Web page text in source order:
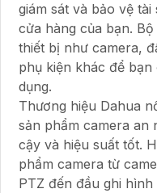
giám sát và bảo vệ
cửa hàng của bạn.
thiết bị như camera,
phụ kiện khác để
dụng.
Thương hiệu Dahua
sản phẩm camera an
cậy và hiệu suất tốt.
phẩm camera từ
PTZ đến đầu ghi hình